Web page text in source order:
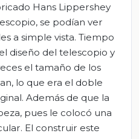
Hans Lippershey
se podían ver
a simple vista. Tiempo
diseño del telescopio y
el tamaño de los
lo que era el doble
Además de que la
pues le colocó una
El construir este